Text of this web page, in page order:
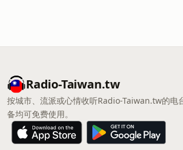
Radio-Taiwan.tw
按城市、流派或心情收听Radio-Taiwan.tw的
备均可免费使用。